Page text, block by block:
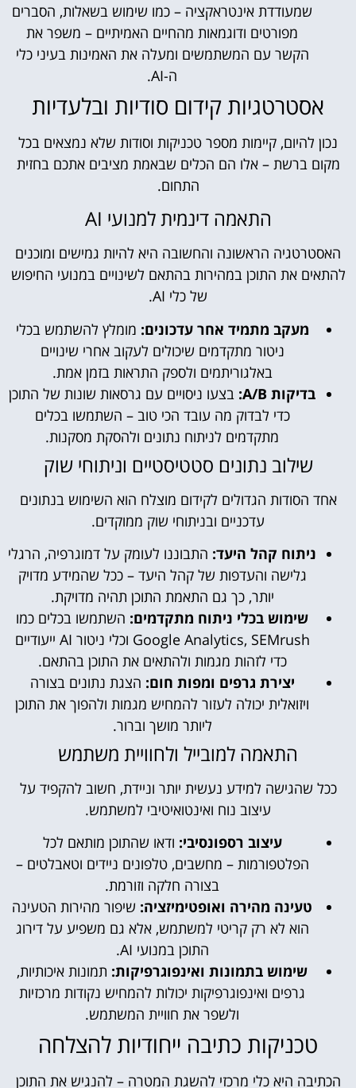
שמעודדת אינטראקציה – כמו שימוש בשאלות, הסברים
מפורטים ודוגמאות מהחיים האמיתיים – משפר את
הקשר עם המשתמשים ומעלה את האמינות בעיני כלי
ה-AI.
אסטרטגיות קידום סודיות ובלעדיות
נכון להיום, קיימות מספר טכניקות וסודות שלא נמצאים בכל
מקום ברשת – אלו הם הכלים שבאמת מציבים אתכם בחזית
התחום.
התאמה דינמית למנועי AI
האסטרטגיה הראשונה והחשובה היא להיות גמישים ומוכנים
להתאים את התוכן במהירות בהתאם לשינויים במנועי החיפוש
של כלי AI.
מעקב מתמיד אחר עדכונים: מומלץ להשתמש בכלי
ניטור מתקדמים שיכולים לעקוב אחרי שינויים
באלגוריתמים ולספק התראות בזמן אמת.
בדיקות A/B:
בצעו ניסויים עם גרסאות שונות של התוכן
כדי לבדוק מה עובד הכי טוב – השתמשו בכלים
מתקדמים לניתוח נתונים ולהסקת מסקנות.
שילוב נתונים סטטיסטיים וניתוחי שוק
אחד הסודות הגדולים לקידום מוצלח הוא השימוש בנתונים
עדכניים ובניתוחי שוק ממוקדים.
ניתוח קהל היעד: התבוננו לעומק על דמוגרפיה, הרגלי
גלישה והעדפות של קהל היעד – ככל שהמידע מדויק
יותר, כך גם התאמת התוכן תהיה מדויקת.
שימוש בכלי ניתוח מתקדמים: השתמשו בכלים כמו
Google Analytics, SEMrush וכלי ניטור AI ייעודיים
כדי לזהות מגמות ולהתאים את התוכן בהתאם.
יצירת גרפים ומפות חום: הצגת נתונים בצורה
ויזואלית יכולה לעזור להמחיש מגמות ולהפוך את התוכן
ליותר מושך וברור.
התאמה למובייל ולחוויית משתמש
ככל שהגישה למידע נעשית יותר וניידת, חשוב להקפיד על
עיצוב נוח ואינטואיטיבי למשתמש.
עיצוב רספונסיבי: ודאו שהתוכן מותאם לכל
הפלטפורמות – מחשבים, טלפונים ניידים וטאבלטים –
בצורה חלקה וזורמת.
טעינה מהירה ואופטימיזציה: שיפור מהירות הטעינה
הוא לא רק קריטי למשתמש, אלא גם משפיע על דירוג
התוכן במנועי AI.
שימוש בתמונות ואינפוגרפיקות: תמונות איכותיות,
גרפים ואינפוגרפיקות יכולות להמחיש נקודות מרכזיות
ולשפר את חוויית המשתמש.
טכניקות כתיבה ייחודיות להצלחה
הכתיבה היא כלי מרכזי להשגת המטרה – להנגיש את התוכן